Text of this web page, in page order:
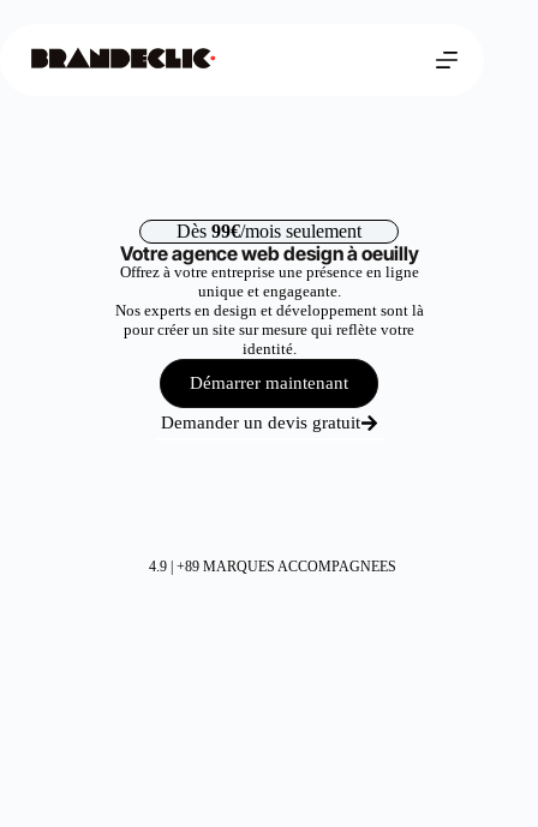
Dès 99€/mois seulement
Votre agence web design à oeuilly
Offrez à votre entreprise une présence en ligne
unique et engageante.
Nos experts en design et développement sont là
pour créer un site sur mesure qui reflète votre
identité.
Démarrer maintenant
Demander un devis gratuit
4.9 | +89 MARQUES ACCOMPAGNEES